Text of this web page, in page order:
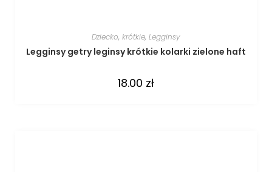
Dziecko, krótkie, Legginsy
Legginsy getry leginsy krótkie kolarki zielone haft
18.00 zł